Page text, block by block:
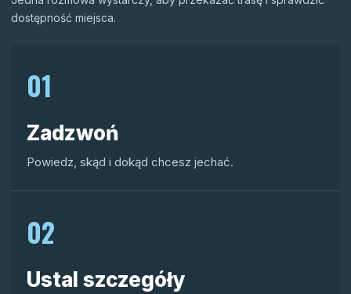
dostępność miejsca.
01
Zadzwoń
Powiedz, skąd i dokąd chcesz jechać.
02
Ustal szczegóły